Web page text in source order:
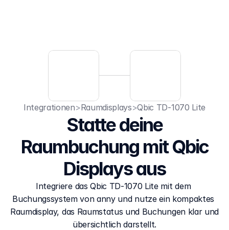
Integrationen>Raumdisplays>Qbic TD-1070 Lite
Statte deine
Raumbuchung mit Qbic
Displays aus
Integriere das Qbic TD-1070 Lite mit dem
Buchungssystem von anny und nutze ein kompaktes
Raumdisplay, das Raumstatus und Buchungen klar und
übersichtlich darstellt.